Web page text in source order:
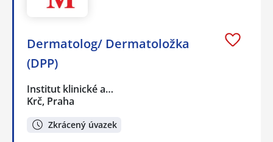
Dermatolog/ Dermatoložka
(DPP)
Institut klinické a…
Krč, Praha
Zkrácený úvazek